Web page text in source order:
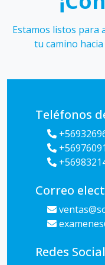
Estamos listos para
tu camino
Teléfonos
Correo
Redes